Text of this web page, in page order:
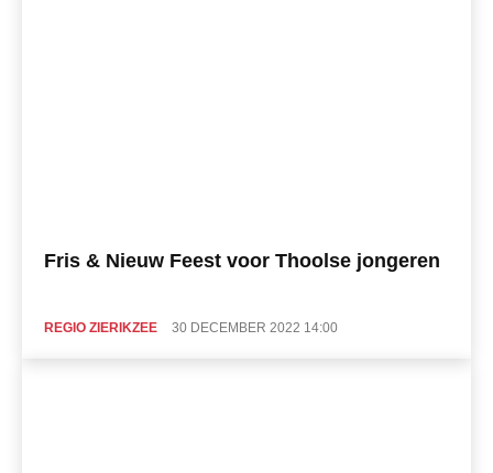
Fris & Nieuw Feest voor Thoolse jongeren
REGIO ZIERIKZEE 30 DECEMBER 2022 14:00